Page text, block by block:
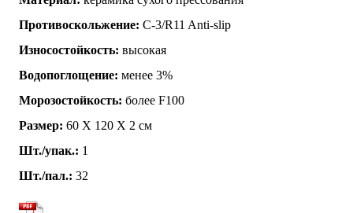
Противоскольжение: C-3/R11 Anti-slip
Износостойкость: высокая
Водопоглощение: менее 3%
Морозостойкость: более F100
Размер: 60 Х 120 Х 2 см
Шт./упак.: 1
Шт./пал.: 32